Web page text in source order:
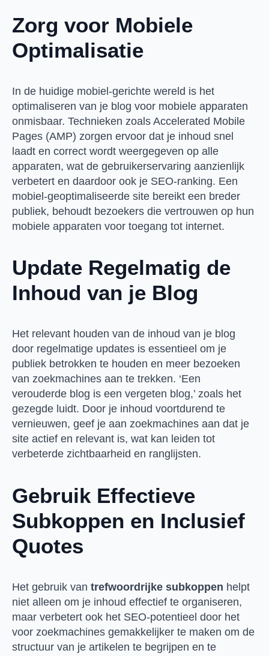
Zorg voor Mobiele
Optimalisatie
In de huidige mobiel-gerichte wereld is het
optimaliseren van je blog voor mobiele apparaten
onmisbaar. Technieken zoals Accelerated Mobile
Pages (AMP) zorgen ervoor dat je inhoud snel
laadt en correct wordt weergegeven op alle
apparaten, wat de gebruikerservaring aanzienlijk
verbetert en daardoor ook je SEO-ranking. Een
mobiel-geoptimaliseerde site bereikt een breder
publiek, behoudt bezoekers die vertrouwen op hun
mobiele apparaten voor toegang tot internet.
Update Regelmatig de
Inhoud van je Blog
Het relevant houden van de inhoud van je blog
door regelmatige updates is essentieel om je
publiek betrokken te houden en meer bezoeken
van zoekmachines aan te trekken. ‘Een
verouderde blog is een vergeten blog,’ zoals het
gezegde luidt. Door je inhoud voortdurend te
vernieuwen, geef je aan zoekmachines aan dat je
site actief en relevant is, wat kan leiden tot
verbeterde zichtbaarheid en ranglijsten.
Gebruik Effectieve
Subkoppen en Inclusief
Quotes
Het gebruik van trefwoordrijke subkoppen helpt
niet alleen om je inhoud effectief te organiseren,
maar verbetert ook het SEO-potentieel door het
voor zoekmachines gemakkelijker te maken om de
structuur van je artikelen te begrijpen en te